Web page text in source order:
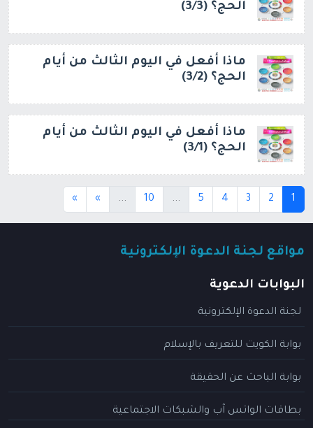
الحج؟ (3/3)
ماذا أفعل في اليوم الثالث من أيام
الحج؟ (3/2)
ماذا أفعل في اليوم الثالث من أيام
الحج؟ (3/1)
1
(current)
2
3
4
5
...
10
...
»
»
مواقع لجنة الدعوة الإلكترونية
البوابات الدعوية
لجنة الدعوة الإلكترونية
بوابة الكويت للتعريف بالإسلام
بوابة الباحث عن الحقيقة
بطاقات الواتس آب والشبكات الاجتماعية